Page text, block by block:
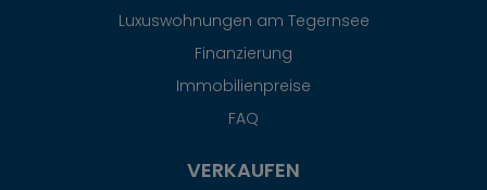
Luxuswohnungen am Tegernsee
Finanzierung
Immobilienpreise
FAQ
VERKAUFEN